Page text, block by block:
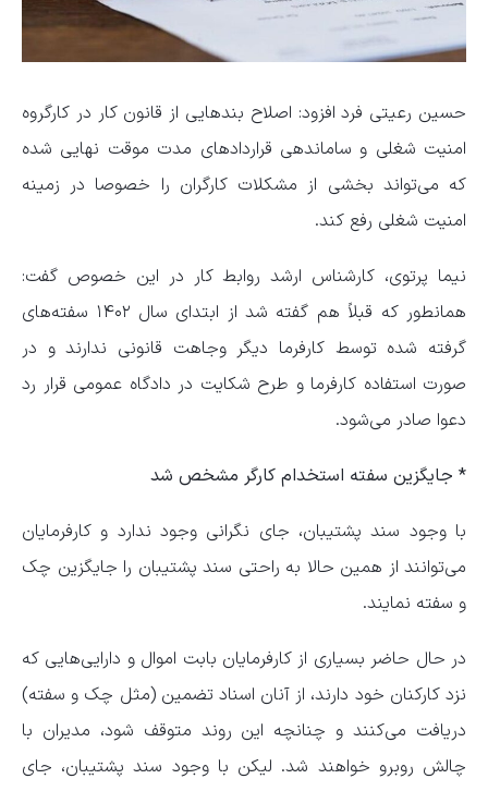
حسین رعیتی فرد افزود: اصلاح بند‌هایی از قانون کار در کارگروه
امنیت شغلی و ساماندهی قرارداد‌های مدت موقت نهایی شده
که می‌تواند بخشی از مشکلات کارگران را خصوصا در زمینه
امنیت شغلی رفع کند.
نیما پرتوی، کارشناس ارشد روابط کار در این خصوص گفت:
همانطور که قبلاً هم گفته شد از ابتدای سال ۱۴۰۲ سفته‌های
گرفته شده توسط کارفرما دیگر وجاهت قانونی ندارند و در
صورت استفاده کارفرما و طرح شکایت در دادگاه عمومی قرار رد
دعوا صادر می‌شود.
* جایگزین سفته استخدام کارگر مشخص شد
با وجود سند پشتیبان، جای نگرانی وجود ندارد و کارفرمایان
می‌توانند از همین حالا به راحتی سند پشتیبان را جایگزین چک
و سفته نمایند.
در حال حاضر بسیاری از کارفرمایان بابت اموال و دارایی‌هایی که
نزد کارکنان خود دارند، از آنان اسناد تضمین (مثل چک و سفته)
دریافت می‌کنند و چنانچه این روند متوقف شود، مدیران با
چالش روبرو خواهند شد. لیکن با وجود سند پشتیبان، جای